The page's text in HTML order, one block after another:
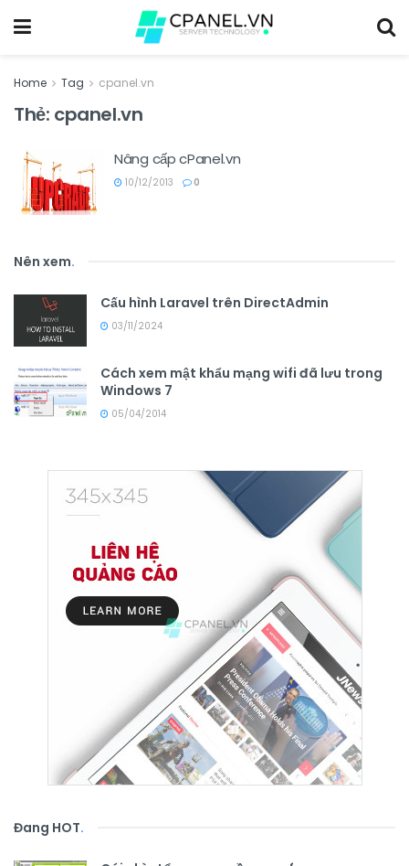
Home Tag cpanel.vn
Thẻ: cpanel.vn
Nâng cấp cPanel.vn
10/12/2013 0
Nên xem.
Cấu hình Laravel trên DirectAdmin
03/11/2024
Cách xem mật khẩu mạng wifi đã lưu trong
Windows 7
05/04/2014
Đang HOT.